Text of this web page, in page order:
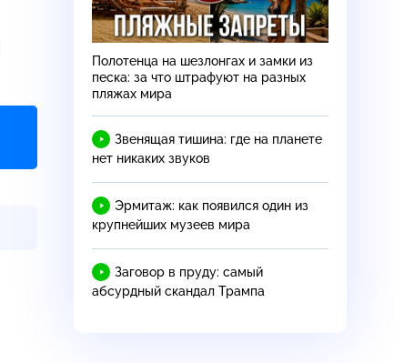
Полотенца на шезлонгах и замки из
песка: за что штрафуют на разных
пляжах мира
Звенящая тишина: где на планете
нет никаких звуков
Эрмитаж: как появился один из
крупнейших музеев мира
Заговор в пруду: самый
абсурдный скандал Трампа